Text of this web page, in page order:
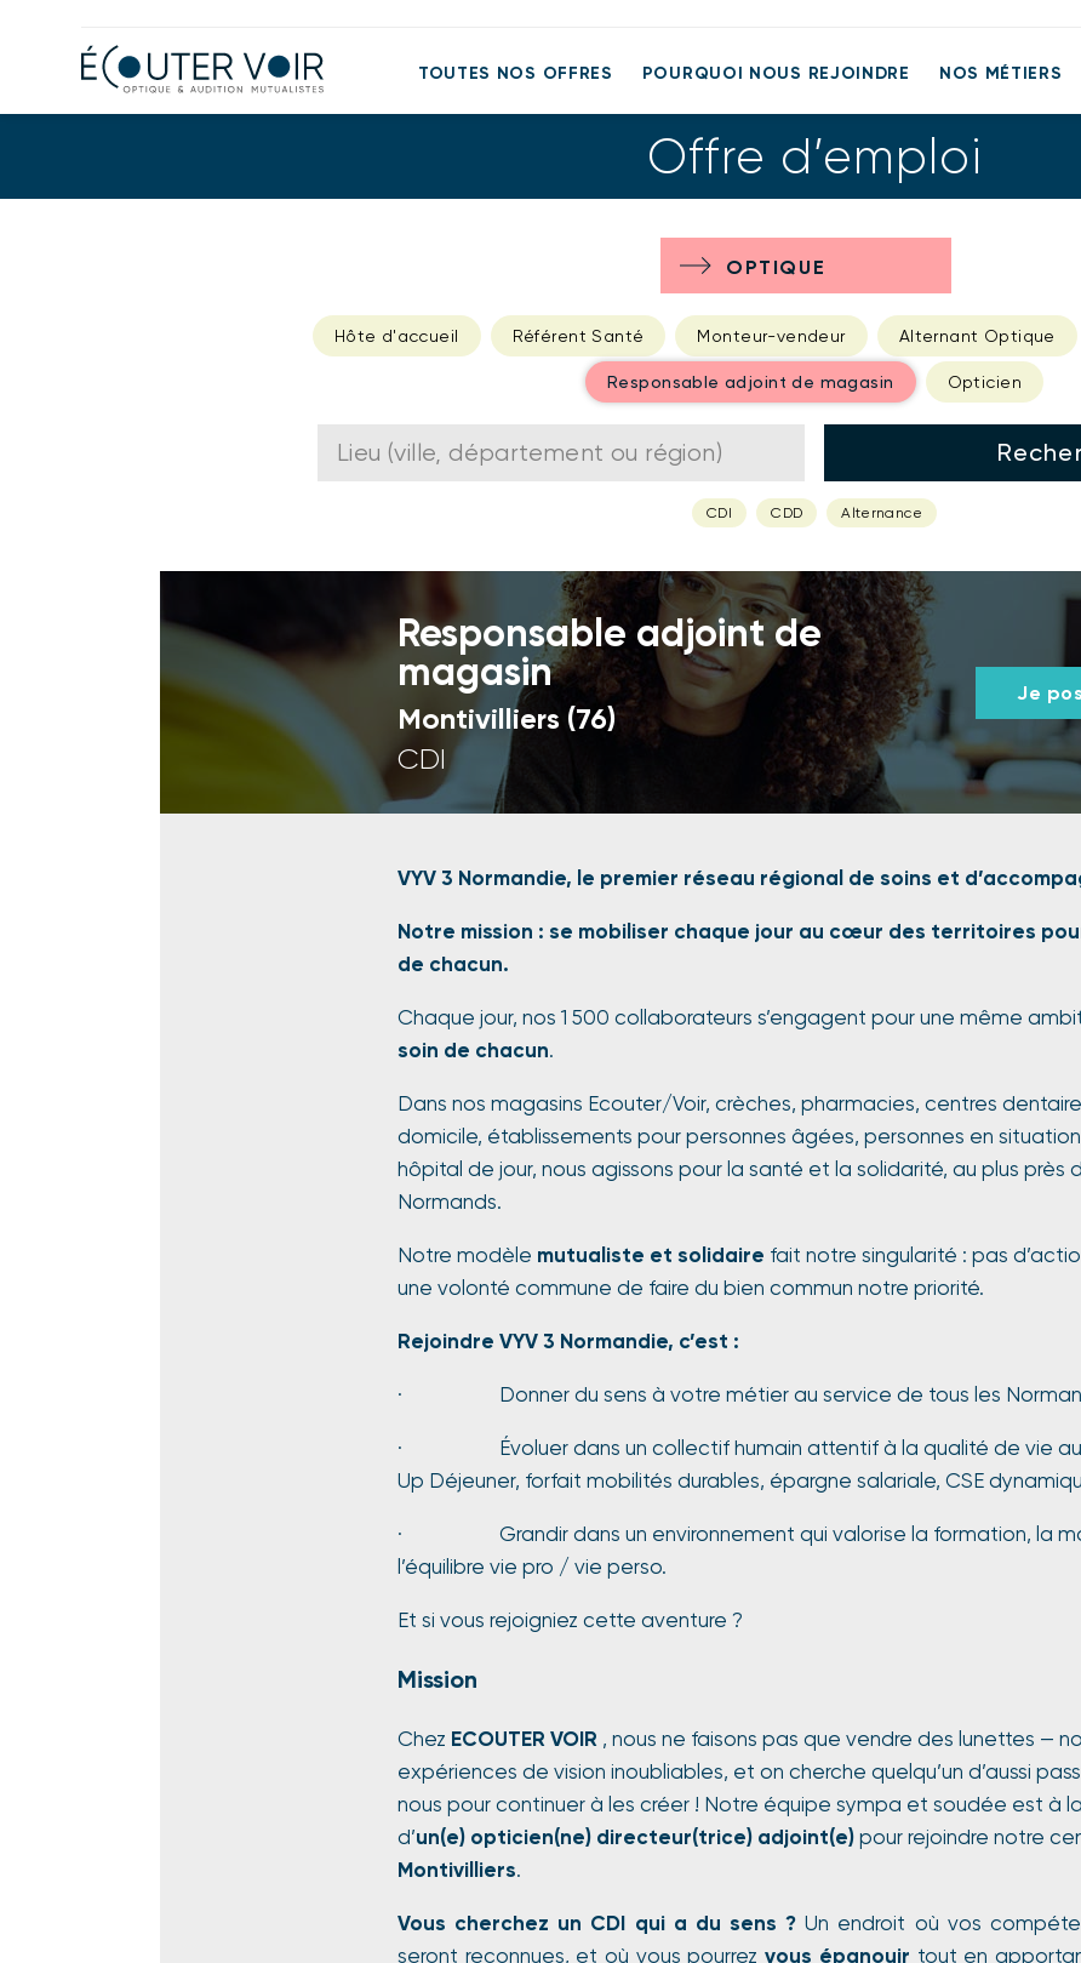
TOUTES NOS OFFRES POURQUOI NOUS REJOINDRE NOS MÉTIERS
Offre d’emploi
OPTIQUE
Hôte d'accueil Référent Santé Monteur-vendeur Alternant Optique
Responsable adjoint de magasin Opticien
CDI CDD Alternance
Responsable adjoint de
magasin
Montivilliers (76)
CDI
Je
VYV 3 Normandie, le premier réseau régional de soins et
Notre mission : se mobiliser chaque jour au cœur des territoires
de chacun.
Chaque jour, nos 1 500 collaborateurs s’engagent pour une même
soin de chacun.
Dans nos magasins Ecouter/Voir, crèches, pharmacies, centres
domicile, établissements pour personnes âgées, personnes en
hôpital de jour, nous agissons pour la santé et la solidarité, au plus près
Normands.
Notre modèle mutualiste et solidaire fait notre singularité : pas
une volonté commune de faire du bien commun notre priorité.
Rejoindre VYV 3 Normandie, c’est :
· Donner du sens à votre métier au service de tous les
· Évoluer dans un collectif humain attentif à la qualité de vie au
Up Déjeuner, forfait mobilités durables, épargne salariale, CSE
· Grandir dans un environnement qui valorise la formation, la
l’équilibre vie pro / vie perso.
Et si vous rejoigniez cette aventure ?
Mission
Chez ECOUTER VOIR , nous ne faisons pas que vendre des lunettes —
expériences de vision inoubliables, et on cherche quelqu’un d’aussi
nous pour continuer à les créer ! Notre équipe sympa et soudée est à
d’un(e) opticien(ne) directeur(trice) adjoint(e)pour rejoindre notre
Montivilliers.
Vous cherchez un CDI qui a du sens ? Un endroit où vos
seront reconnues, et où vous pourrezvous épanouir tout en